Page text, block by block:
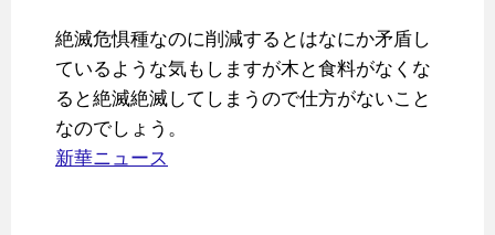
絶滅危惧種なのに削減するとはなにか矛盾し
ているような気もしますが木と食料がなくな
ると絶滅絶滅してしまうので仕方がないこと
なのでしょう。
新華ニュース